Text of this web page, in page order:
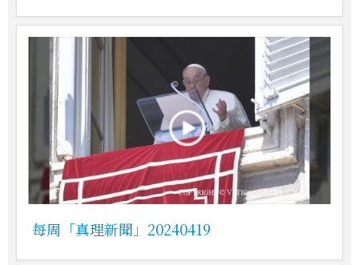
每周「真理新聞」20240419